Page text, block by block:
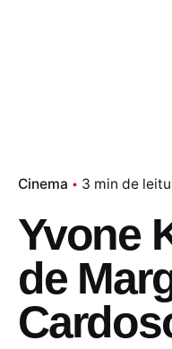
Cinema 3 min de
Yvone
de